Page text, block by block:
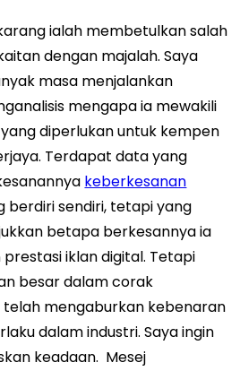
ialah membetulkan salah
dengan majalah. Saya
masa menjalankan
mengapa ia mewakili
diperlukan untuk kempen
Terdapat data yang
keberkesanan
berdiri sendiri, tetapi yang
betapa berkesannya ia
iklan digital. Tetapi
besar dalam corak
mengaburkan kebenaran
dalam industri. Saya ingin
keadaan. Mesej